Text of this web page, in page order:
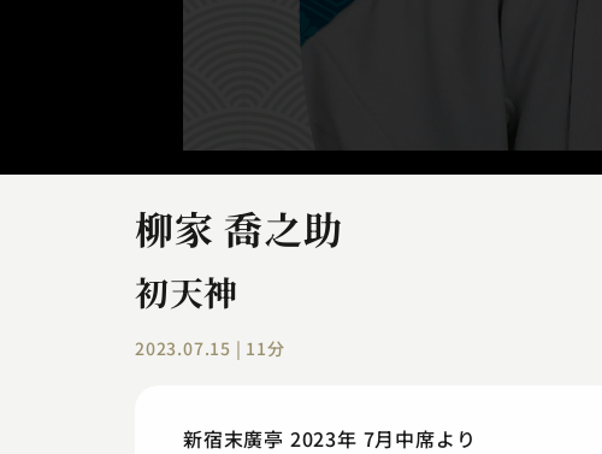
柳家 喬之助
初天神
2023.07.15 | 11分
新宿末廣亭 2023年 7月中席より